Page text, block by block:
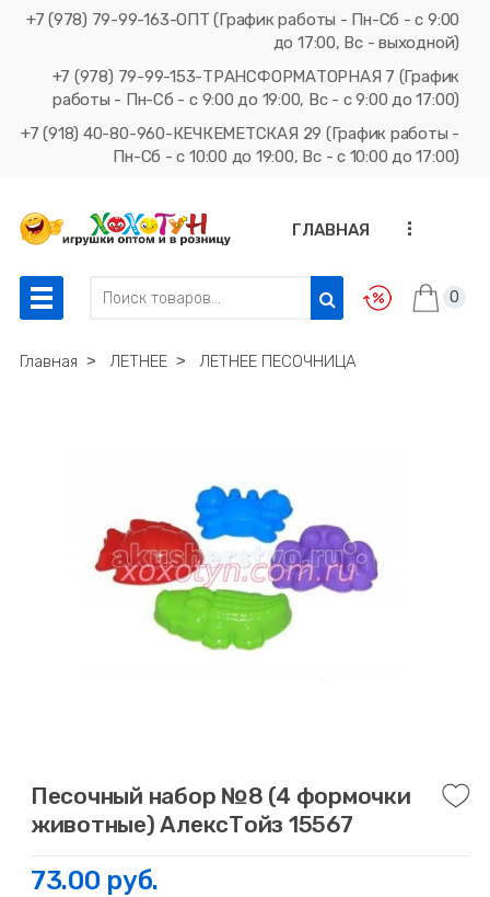
+7 (978) 79-99-163-ОПТ (График работы - Пн-Сб - с 9:00
до 17:00, Вс - выходной)
+7 (978) 79-99-153-ТРАНСФОРМАТОРНАЯ 7 (График
работы - Пн-Сб - с 9:00 до 19:00, Вс - с 9:00 до 17:00)
+7 (918) 40-80-960-КЕЧКЕМЕТСКАЯ 29 (График работы -
Пн-Сб - с 10:00 до 19:00, Вс - с 10:00 до 17:00)
ГЛАВНАЯ ...
0
Главная ˃ ЛЕТНЕЕ ˃ ЛЕТНЕЕ ПЕСОЧНИЦА
Песочный набор №8 (4 формочки
животные) АлексТойз 15567
73.00 руб.